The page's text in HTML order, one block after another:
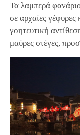
Τα λαμπερά
σε αρχαίες
γοητευτική
μαύρες στέγες,